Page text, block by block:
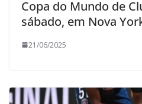
Copa do Mundo de
sábado, em Nova
21/06/2025